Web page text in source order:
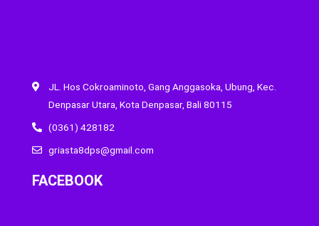
JL. Hos Cokroaminoto, Gang Anggasoka, Ubung, Kec.
Denpasar Utara, Kota Denpasar, Bali 80115
(0361) 428182
griasta8dps@gmail.com
FACEBOOK